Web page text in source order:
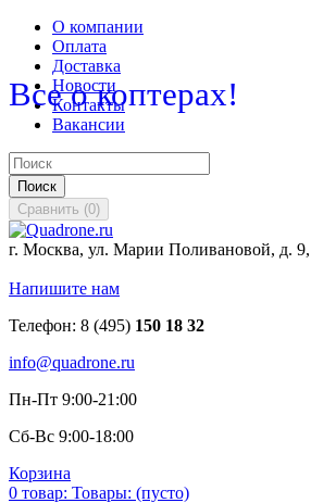
О компании
Оплата
Доставка
Новости
Контакты
Вакансии
Поиск
Сравнить (0)
Все о коптерах!
г. Москва, ул. Марии Поливановой, д.
Напишите нам
Телефон: 8 (495) 150 18 32
info@quadrone.ru
Пн-Пт 9:00-21:00
Сб-Вс 9:00-18:00
Корзина
0 товар: Товары: (пусто)